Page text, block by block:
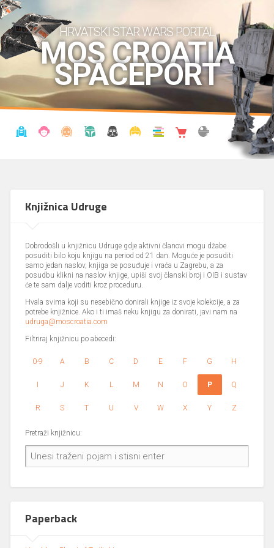
HRVATSKI STAR WARS PORTAL
MOS CROATIA
SPACEPORT
Knjižnica Udruge
Dobrodošli u knjižnicu Udruge gdje aktivni članovi mogu džabe
posuditi bilo koju knjigu na period od 21 dan. Moguće je posuditi
samo jedan naslov, knjiga se posuđuje i vraća u Zagrebu, a za
posudbu klikni na naslov knjige, upiši svoj članski broj i OIB i sustav
će te sam dalje voditi kroz proceduru.
Hvala svima koji su nesebično donirali knjige iz svoje kolekcije, a za
potrebe knjižnice. Ako i ti imaš neku knjigu za donirati, javi nam na
udruga@moscroatia.com
Filtriraj knjižnicu po abecedi:
0-9 A B C D E F G H
I J K L M N O P Q
R S T U V W X Y Z
Pretraži knjižnicu:
Paperback